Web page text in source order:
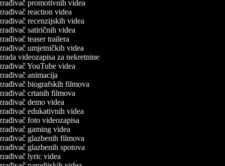
promotivnih videa
reaction videa
recenzijskih videa
satiričnih videa
teaser trailera
umjetničkih videa
videozapisa za nekretnine
YouTube videa
animacija
biografskih filmova
crtanih filmova
demo videa
edukativnih videa
foto videozapisa
gaming videa
glazbenih filmova
glazbenih spotova
lyric videa